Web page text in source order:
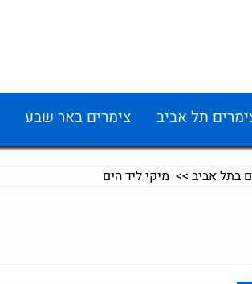
תל אביב צימרים באר שבע
בתל אביב >> מיקי ליד הים